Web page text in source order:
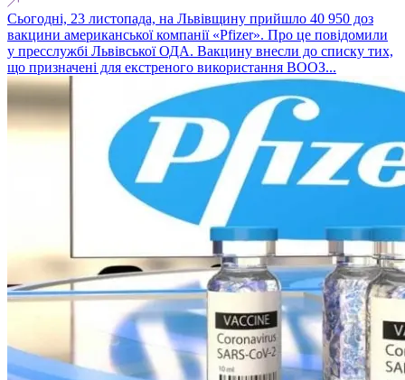
Сьогодні, 23 листопада, на Львівщину прийшло 40 950 доз
вакцини американської компанії «Pfizer». Про це повідомили
у пресслужбі Львівської ОДА. Вакцину внесли до списку тих,
що призначені для екстреного використання ВООЗ...